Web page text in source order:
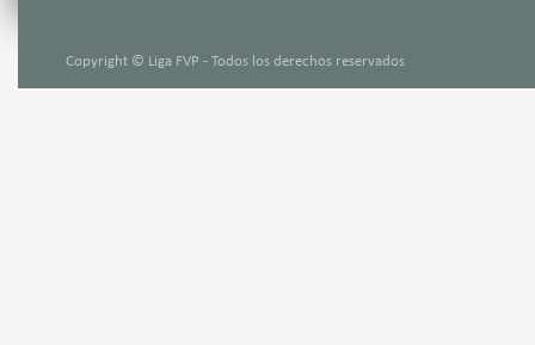
Copyright © Liga FVP - Todos los derechos reservados